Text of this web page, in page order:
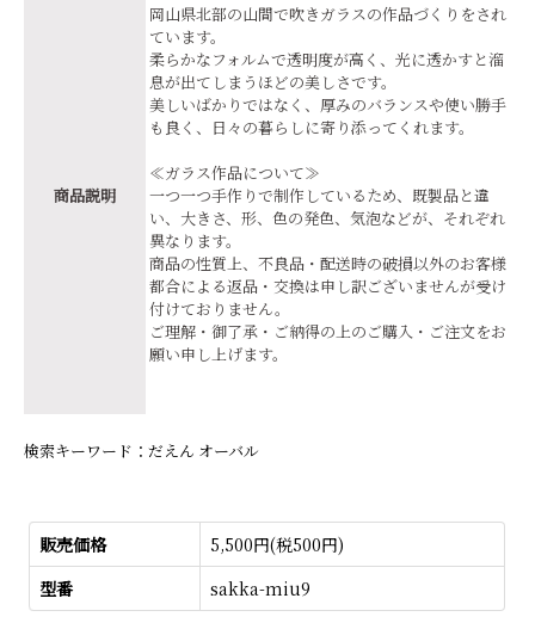
商品説明
岡山県北部の山間で吹きガラスの作品づくりをされ
ています。
柔らかなフォルムで透明度が高く、光に透かすと溜
息が出てしまうほどの美しさです。
美しいばかりではなく、厚みのバランスや使い勝手
も良く、日々の暮らしに寄り添ってくれます。
≪ガラス作品について≫
一つ一つ手作りで制作しているため、既製品と違
い、大きさ、形、色の発色、気泡などが、それぞれ
異なります。
商品の性質上、不良品・配送時の破損以外のお客様
都合による返品・交換は申し訳ございませんが受け
付けておりません。
ご理解・御了承・ご納得の上のご購入・ご注文をお
願い申し上げます。
検索キーワード：だえん オーバル
販売価格
5,500円(税500円)
型番
sakka-miu9